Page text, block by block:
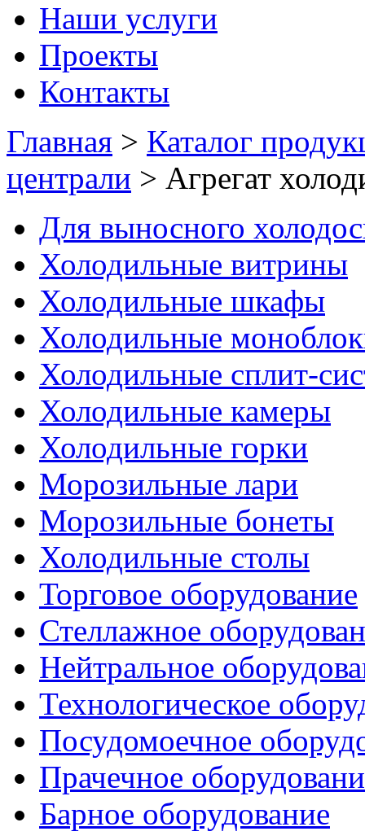
Наши услуги
Проекты
Контакты
Главная > Каталог
централи > Агрегат
Для выносного
Холодильные витрины
Холодильные шкафы
Холодильные
Холодильные сплит-
Холодильные камеры
Холодильные горки
Морозильные лари
Морозильные бонеты
Холодильные столы
Торговое оборудование
Стеллажное
Нейтральное
Технологическое
Посудомоечное
Прачечное
Барное оборудование